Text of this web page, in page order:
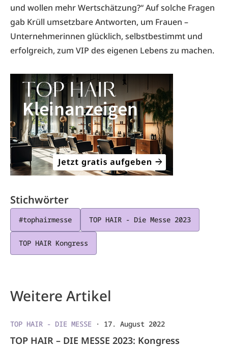
und wollen mehr Wertschätzung?“ Auf solche Fragen
gab Krüll umsetzbare Antworten, um Frauen –
Unternehmerinnen glücklich, selbstbestimmt und
erfolgreich, zum VIP des eigenen Lebens zu machen.
Stichwörter
#tophairmesse TOP HAIR - Die Messe 2023
TOP HAIR Kongress
Weitere Artikel
TOP HAIR - DIE MESSE · 17. August 2022
TOP HAIR – DIE MESSE 2023: Kongress